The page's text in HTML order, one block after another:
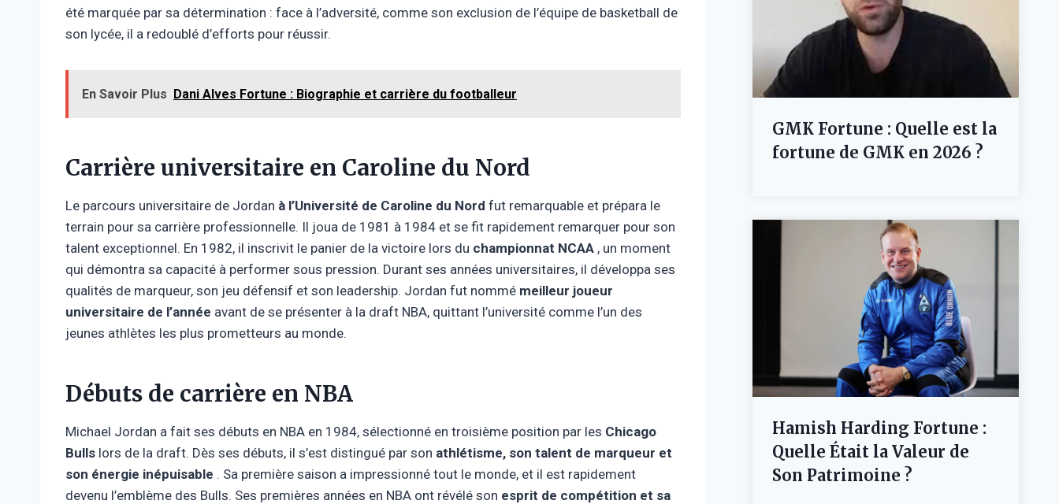
été marquée par sa détermination : face à l’adversité, comme son exclusion de l’équipe de basketball de
son lycée, il a redoublé d’efforts pour réussir.
En Savoir Plus Dani Alves Fortune : Biographie et carrière du footballeur
Carrière universitaire en Caroline du Nord
Le parcours universitaire de Jordan à l’Université de Caroline du Nord fut remarquable et prépara le
terrain pour sa carrière professionnelle. Il joua de 1981 à 1984 et se fit rapidement remarquer pour son
talent exceptionnel. En 1982, il inscrivit le panier de la victoire lors du championnat NCAA , un moment
qui démontra sa capacité à performer sous pression. Durant ses années universitaires, il développa ses
qualités de marqueur, son jeu défensif et son leadership. Jordan fut nommé meilleur joueur
universitaire de l’année avant de se présenter à la draft NBA, quittant l’université comme l’un des
jeunes athlètes les plus prometteurs au monde.
Débuts de carrière en NBA
Michael Jordan a fait ses débuts en NBA en 1984, sélectionné en troisième position par les Chicago
Bulls lors de la draft. Dès ses débuts, il s’est distingué par son athlétisme, son talent de marqueur et
son énergie inépuisable . Sa première saison a impressionné tout le monde, et il est rapidement
devenu l’emblème des Bulls. Ses premières années en NBA ont révélé son esprit de compétition et sa
GMK Fortune : Quelle est la
fortune de GMK en 2026 ?
Hamish Harding Fortune :
Quelle Était la Valeur de
Son Patrimoine ?